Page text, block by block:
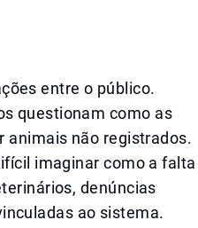
entre o público.
questionam como as
animais não registrados.
imaginar como a falta
denúncias
ao sistema.